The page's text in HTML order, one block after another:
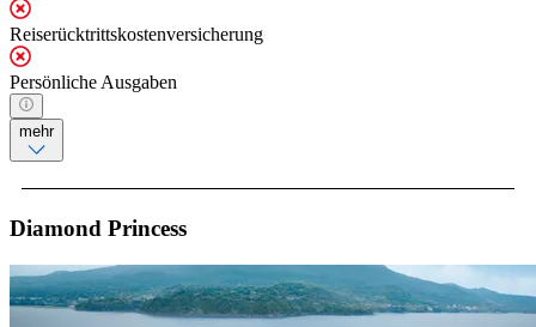
Reiserücktrittskostenversicherung
Persönliche Ausgaben
mehr
Diamond Princess